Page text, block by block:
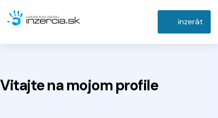
inzerát
Vitajte na mojom profile